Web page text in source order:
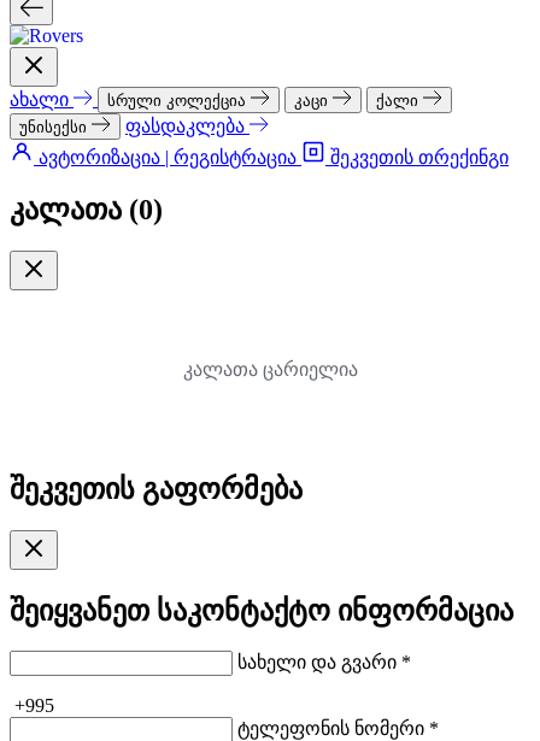
ახალი სრული კოლექცია კაცი
ქალი
უნისექსი
ფასდაკლება
ავტორიზაცია | რეგისტრაცია
შეკვეთის თრექინგი
კალათა (0)
კალათა ცარიელია
შეკვეთის გაფორმება
შეიყვანეთ საკონტაქტო ინფორმაცია
სახელი და გვარი *
+995
ტელეფონის ნომერი *